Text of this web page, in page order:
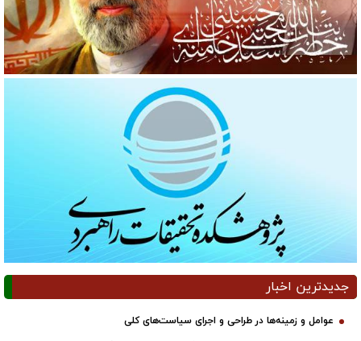
جدیدترین اخبار
عوامل و زمینه‌ها در طراحی و اجرای سیاست‌های کلی